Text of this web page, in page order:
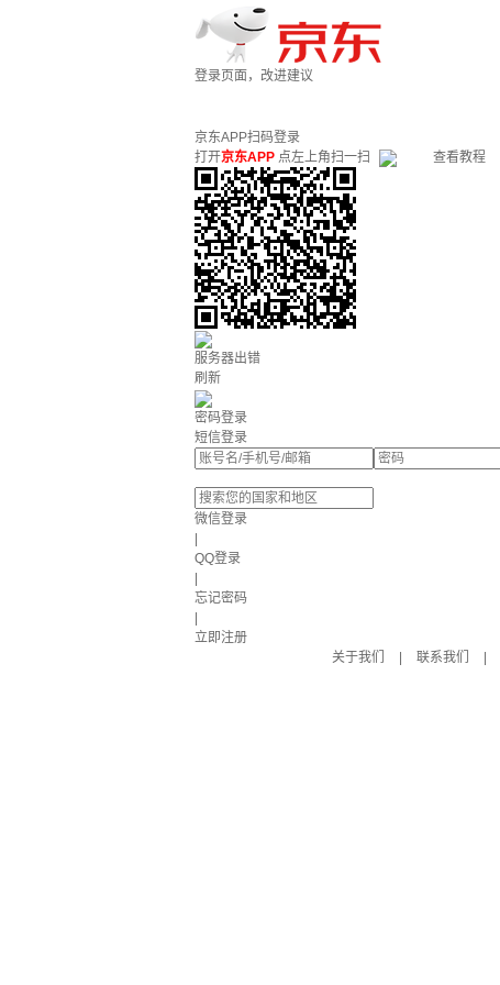
登录页面，改进建议
京东APP扫码登录
打开京东APP 点左上角扫一扫 查看教程
服务器出错
刷新
密码登录
短信登录
微信登录
QQ登录
忘记密码
立即注册
关于我们
联系我们